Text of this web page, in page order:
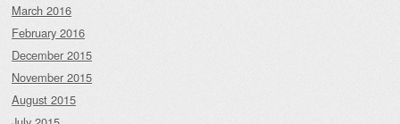
March 2016
February 2016
December 2015
November 2015
August 2015